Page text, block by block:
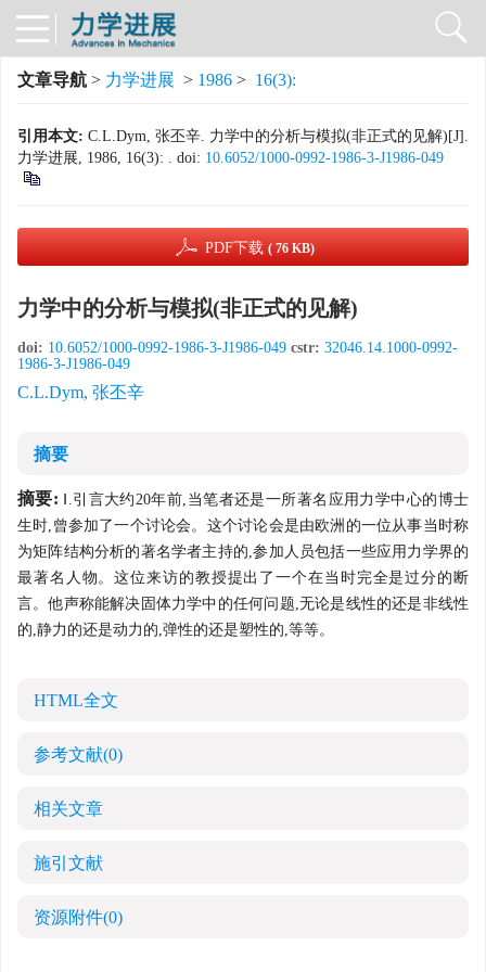
文章导航 > 力学进展 > 1986 > 16(3):
引用本文: C.L.Dym, 张丕辛. 力学中的分析与模拟(非正式的见解)[J].
力学进展, 1986, 16(3): . doi: 10.6052/1000-0992-1986-3-J1986-049
PDF下载 ( 76 KB)
力学中的分析与模拟(非正式的见解)
doi: 10.6052/1000-0992-1986-3-J1986-049 cstr: 32046.14.1000-0992-
1986-3-J1986-049
C.L.Dym, 张丕辛
摘要
摘要: Ⅰ.引言大约20年前,当笔者还是一所著名应用力学中心的博士
生时,曾参加了一个讨论会。这个讨论会是由欧洲的一位从事当时称
为矩阵结构分析的著名学者主持的,参加人员包括一些应用力学界的
最著名人物。这位来访的教授提出了一个在当时完全是过分的断
言。他声称能解决固体力学中的任何问题,无论是线性的还是非线性
的,静力的还是动力的,弹性的还是塑性的,等等。
HTML全文
参考文献(0)
相关文章
施引文献
资源附件(0)